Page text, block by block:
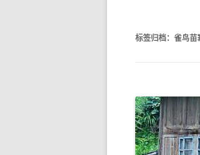
标签归档： 雀鸟苗